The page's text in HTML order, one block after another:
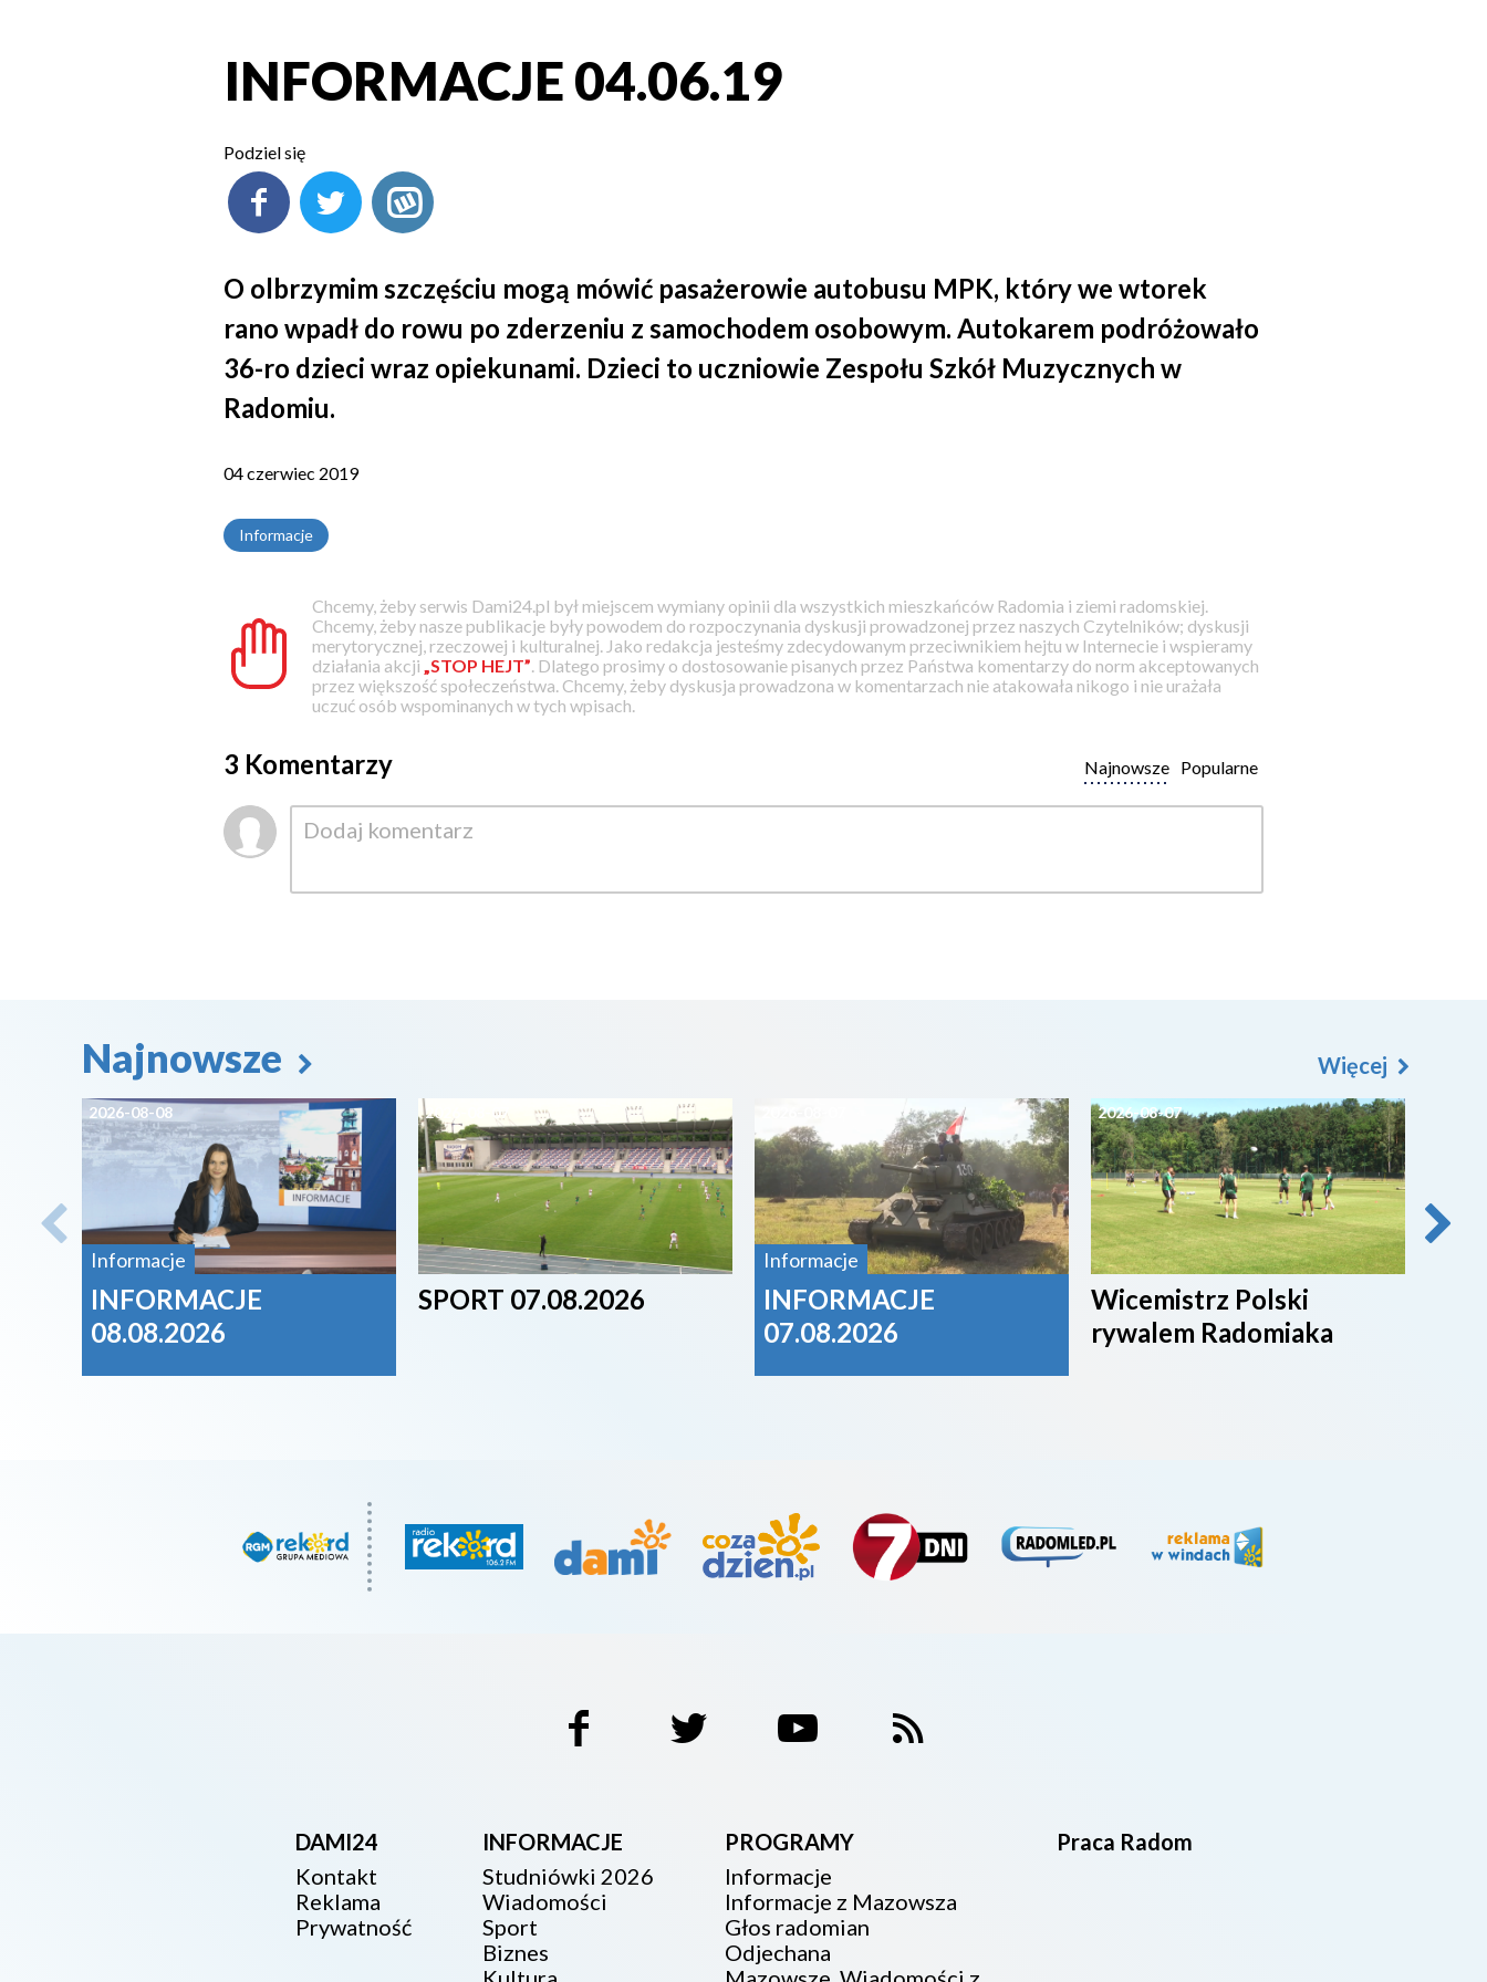
INFORMACJE 04.06.19
Podziel się
O olbrzymim szczęściu mogą mówić pasażerowie autobusu MPK, który we wtorek
rano wpadł do rowu po zderzeniu z samochodem osobowym. Autokarem podróżowało
36-ro dzieci wraz opiekunami. Dzieci to uczniowie Zespołu Szkół Muzycznych w
Radomiu.
04 czerwiec 2019
Informacje
Chcemy, żeby serwis Dami24.pl był miejscem wymiany opinii dla wszystkich mieszkańców Radomia i ziemi radomskiej.
Chcemy, żeby nasze publikacje były powodem do rozpoczynania dyskusji prowadzonej przez naszych Czytelników; dyskusji
merytorycznej, rzeczowej i kulturalnej. Jako redakcja jesteśmy zdecydowanym przeciwnikiem hejtu w Internecie i wspieramy
działania akcji „STOP HEJT” . Dlatego prosimy o dostosowanie pisanych przez Państwa komentarzy do norm akceptowanych
przez większość społeczeństwa. Chcemy, żeby dyskusja prowadzona w komentarzach nie atakowała nikogo i nie urażała
uczuć osób wspominanych w tych wpisach.
3 Komentarzy Popularne
Najnowsze
Najnowsze
2026-08-08
Informacje
INFORMACJE
08.08.2026
2026-08-07
SPORT 07.08.2026
Informacje
INFORMACJE
07.08.2026
2026-08-07
Wicemistrz Polski
rywalem Radomiaka
Więcej
DAMI24
Kontakt
Reklama
Prywatność
INFORMACJE
Studniówki 2026
Wiadomości
Sport
Biznes
PROGRAMY
Informacje
Informacje z Mazowsza
Głos radomian
Odjechana
Praca Radom